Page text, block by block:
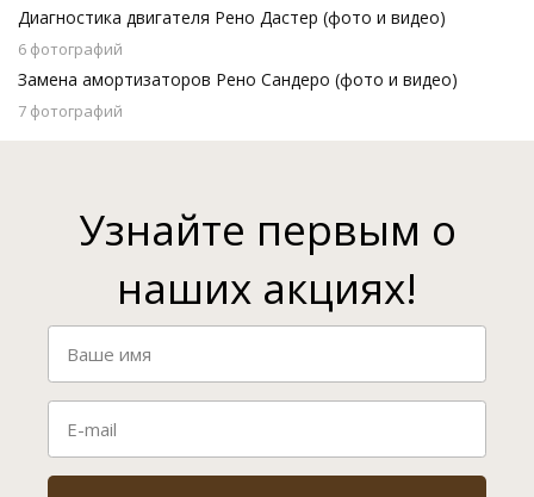
Диагностика двигателя Рено Дастер (фото и видео)
6 фотографий
Замена амортизаторов Рено Сандеро (фото и видео)
7 фотографий
Узнайте первым о
наших акциях!